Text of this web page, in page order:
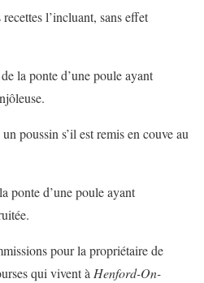
l’incluant, sans effet
la ponte d’une poule ayant
poussin s’il est remis en couve au
ponte d’une poule ayant
pour la propriétaire de
qui vivent àHenford-On-